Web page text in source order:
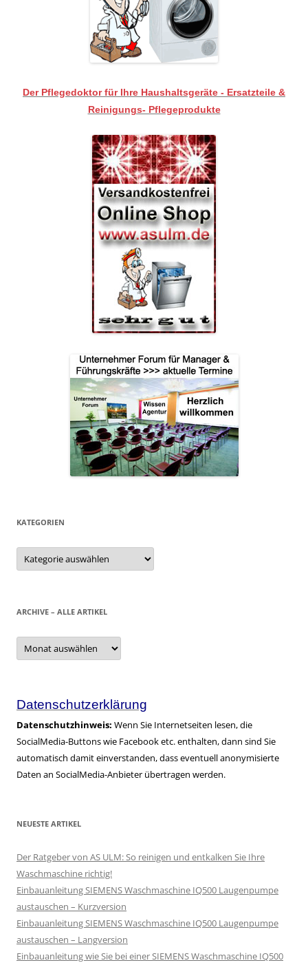
Der Pflegedoktor für Ihre Haushaltsgeräte - Ersatzteile &
Reinigungs- Pflegeprodukte
KATEGORIEN
Kategorien
ARCHIVE – ALLE ARTIKEL
Archive
alle
Datenschutzerklärung
Datenschutzhinweis: Wenn Sie Internetseiten lesen, die
SocialMedia-Buttons wie Facebook etc. enthalten, dann sind Sie
automatisch damit einverstanden, dass eventuell anonymisierte
Daten an SocialMedia-Anbieter übertragen werden.
NEUESTE ARTIKEL
Der Ratgeber von AS ULM: So reinigen und entkalken Sie Ihre
Waschmaschine richtig!
Einbauanleitung SIEMENS Waschmaschine IQ500 Laugenpumpe
austauschen – Kurzversion
Einbauanleitung SIEMENS Waschmaschine IQ500 Laugenpumpe
austauschen – Langversion
Einbauanleitung wie Sie bei einer SIEMENS Waschmaschine IQ500